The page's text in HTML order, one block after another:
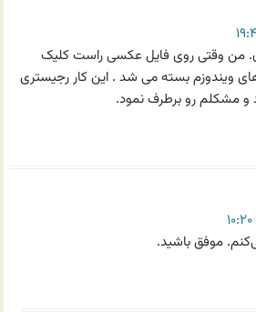
من وقتی روی فایل عکسی راست کلیک
ویندوزم بسته می شد . این کار رجیستری
و مشکلم رو برطرف نمود.
موفق باشید.